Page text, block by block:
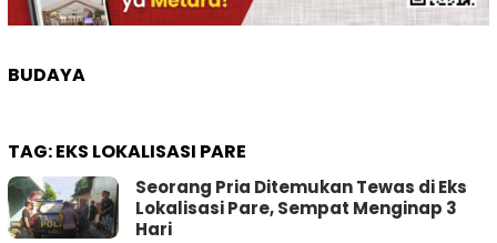
BUDAYA
TAG:EKS LOKALISASI PARE
Seorang Pria Ditemukan Tewas di Eks
Lokalisasi Pare, Sempat Menginap 3
Hari